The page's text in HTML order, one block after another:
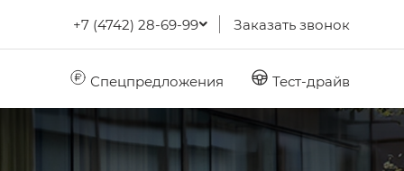
+7 (4742) 28-69-99 Заказать звонок
Спецпредложения Тест-драйв